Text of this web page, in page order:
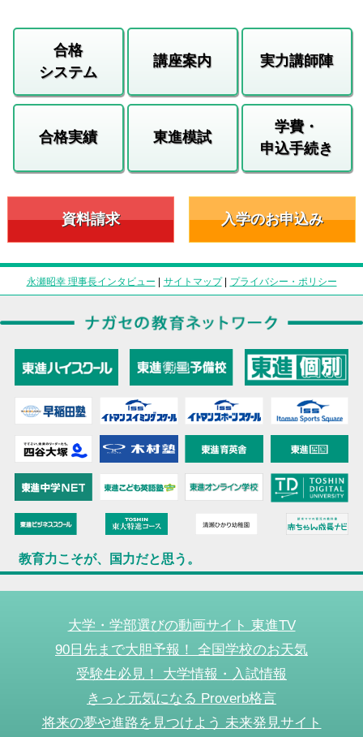
合格
システム
講座案内 実力講師陣
合格実績 東進模試
学費・
申込手続き
資料請求 入学のお申込み
永瀬昭幸 理事長インタビュー | サイトマップ| プライバシー・ポリシー
教育力こそが、国力だと思う。
大学・学部選びの動画サイト 東進TV
90日先まで大胆予報！ 全国学校のお天気
受験生必見！ 大学情報・入試情報
きっと元気になる Proverb格言
将来の夢や進路を見つけよう 未来発見サイト